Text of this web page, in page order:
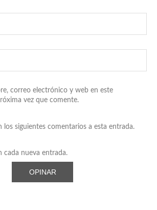
correo electrónico y web en este
vez que comente.
los siguientes comentarios a esta entrada.
cada nueva entrada.